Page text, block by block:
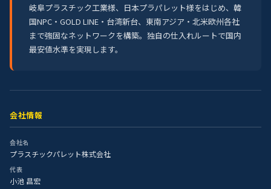
岐阜プラスチック工業様、日本プラパレット様をはじめ、韓
国NPC・GOLD LINE・台湾新台、東南アジア・北米欧州各社
まで強固なネットワークを構築。独自の仕入れルートで国内
最安値水準を実現します。
会社情報
会社名
プラスチックパレット株式会社
代表
小池 昌宏